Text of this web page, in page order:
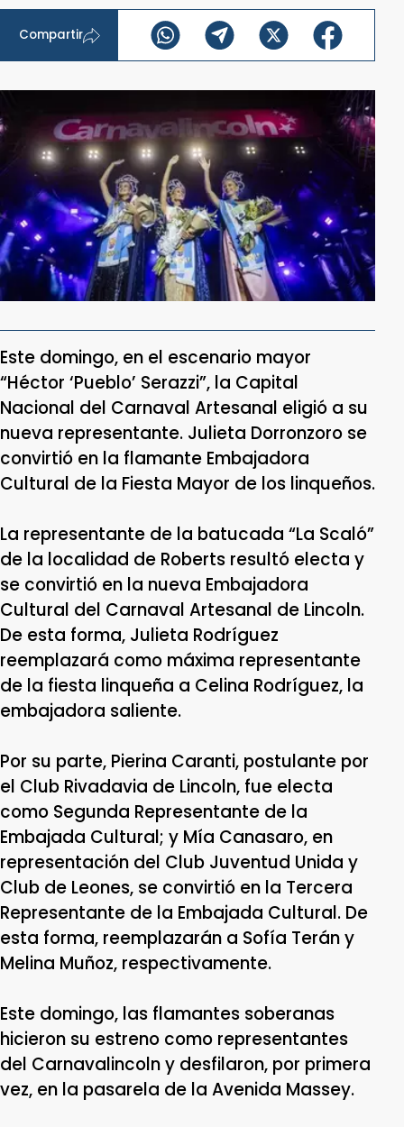
Compartir
Este domingo, en el escenario mayor
“Héctor ‘Pueblo’ Serazzi”, la Capital
Nacional del Carnaval Artesanal eligió a su
nueva representante. Julieta Dorronzoro se
convirtió en la flamante Embajadora
Cultural de la Fiesta Mayor de los linqueños.
La representante de la batucada “La Scaló”
de la localidad de Roberts resultó electa y
se convirtió en la nueva Embajadora
Cultural del Carnaval Artesanal de Lincoln.
De esta forma, Julieta Rodríguez
reemplazará como máxima representante
de la fiesta linqueña a Celina Rodríguez, la
embajadora saliente.
Por su parte, Pierina Caranti, postulante por
el Club Rivadavia de Lincoln, fue electa
como Segunda Representante de la
Embajada Cultural; y Mía Canasaro, en
representación del Club Juventud Unida y
Club de Leones, se convirtió en la Tercera
Representante de la Embajada Cultural. De
esta forma, reemplazarán a Sofía Terán y
Melina Muñoz, respectivamente.
Este domingo, las flamantes soberanas
hicieron su estreno como representantes
del Carnavalincoln y desfilaron, por primera
vez, en la pasarela de la Avenida Massey.